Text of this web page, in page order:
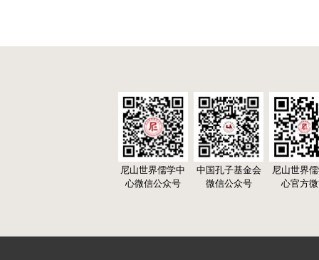
尼山世界儒学中
心微信公众号
中国孔子基金会
微信公众号
尼山世界
心官方